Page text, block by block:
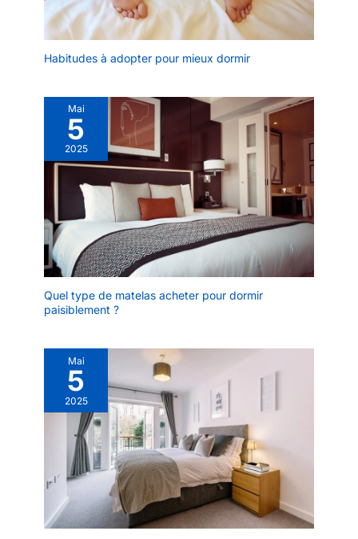
Habitudes à adopter pour mieux dormir
Mai
5
2025
Quel type de matelas acheter pour dormir
paisiblement ?
Mai
5
2025